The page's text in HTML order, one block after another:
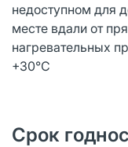
недоступном для
месте вдали от
нагревательных
+30°С
Срок